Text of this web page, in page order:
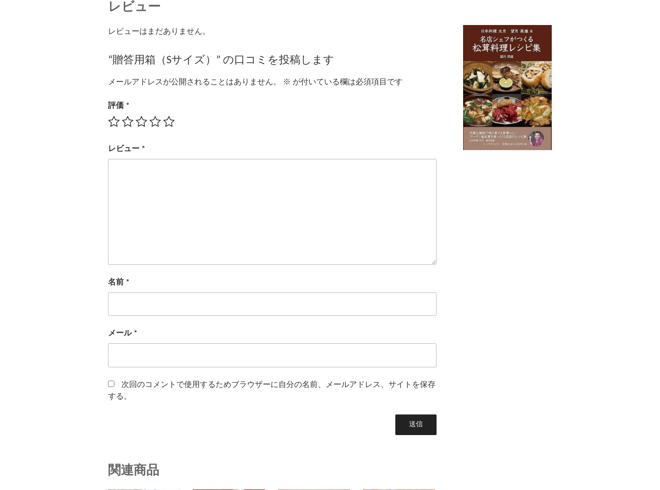
レビュー
レビューはまだありません。
“贈答用箱（Sサイズ）” の口コミを投稿します
メールアドレスが公開されることはありません。 ※ が付いている欄は必須項目です
評価 *
レビュー *
名前 *
メール *
次回のコメントで使用するためブラウザーに自分の名前、メールアドレス、サイトを保存
する。
関連商品